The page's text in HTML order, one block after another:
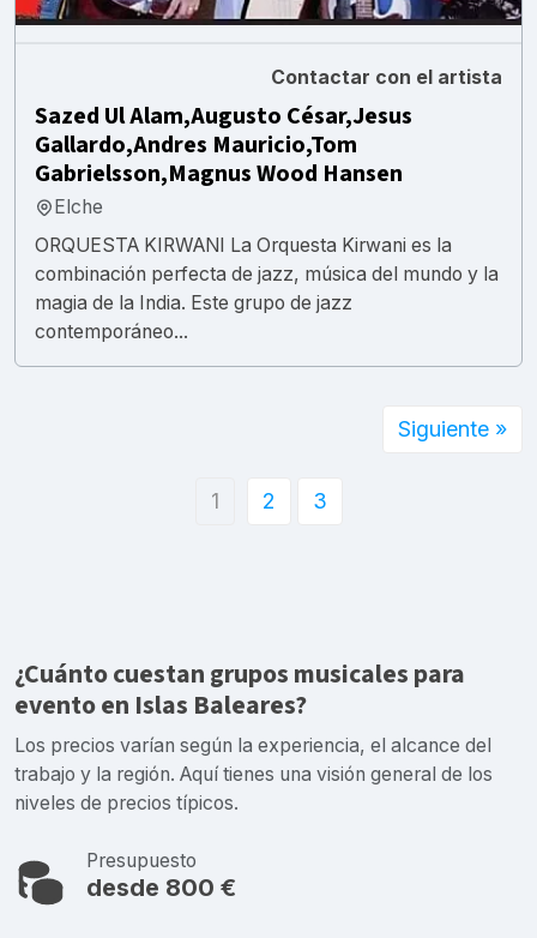
Contactar con el artista
Sazed Ul Alam,Augusto César,Jesus
Gallardo,Andres Mauricio,Tom
Gabrielsson,Magnus Wood Hansen
Elche
ORQUESTA KIRWANI La Orquesta Kirwani es la
combinación perfecta de jazz, música del mundo y la
magia de la India. Este grupo de jazz
contemporáneo...
1 2 3
Siguiente »
¿Cuánto cuestan grupos musicales para
evento en Islas Baleares?
Los precios varían según la experiencia, el alcance del
trabajo y la región. Aquí tienes una visión general de los
niveles de precios típicos.
Presupuesto
desde 800 €